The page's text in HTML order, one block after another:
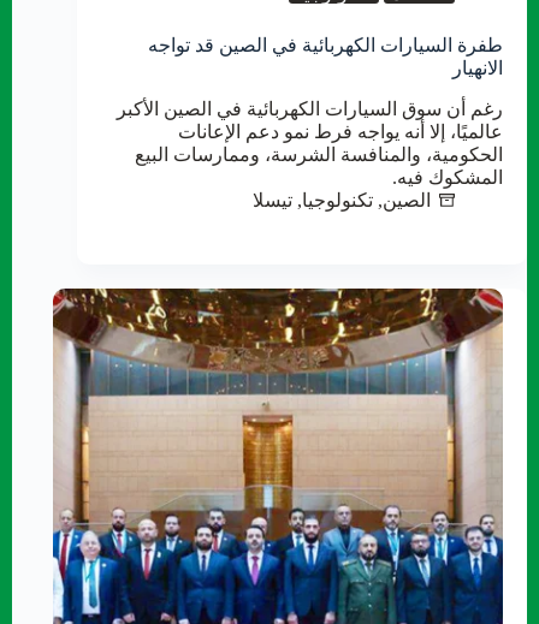
طفرة السيارات الكهربائية في الصين قد تواجه
الانهيار
رغم أن سوق السيارات الكهربائية في الصين الأكبر
عالميًا، إلا أنه يواجه فرط نمو دعم الإعانات
الحكومية، والمنافسة الشرسة، وممارسات البيع
المشكوك فيه.
الصين, تكنولوجيا, تيسلا